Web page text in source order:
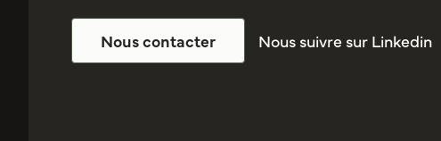
Nous contacter Nous suivre sur Linkedin